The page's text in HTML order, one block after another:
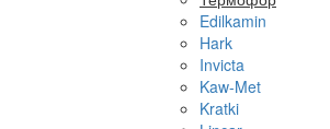
Edilkamin
Hark
Invicta
Kaw-Met
Kratki